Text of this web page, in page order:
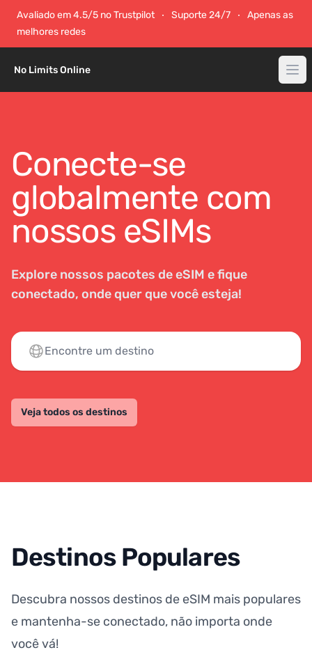
Avaliado em 4.5/5 no Trustpilot Suporte 24/7
Apenas as
melhores redes
No Limits Online
Conecte-se
globalmente com
nossos eSIMs
Explore nossos pacotes de eSIM e fique
conectado, onde quer que você esteja!
Veja todos os destinos
Destinos Populares
Descubra nossos destinos de eSIM mais populares
e mantenha-se conectado, não importa onde
você vá!